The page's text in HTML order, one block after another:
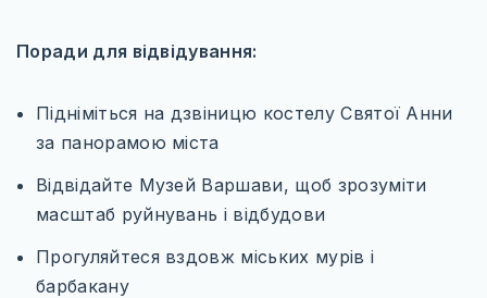
Поради для відвідування:
Підніміться на дзвіницю костелу Святої Анни
за панорамою міста
Відвідайте Музей Варшави, щоб зрозуміти
масштаб руйнувань і відбудови
Прогуляйтеся вздовж міських мурів і
барбакану